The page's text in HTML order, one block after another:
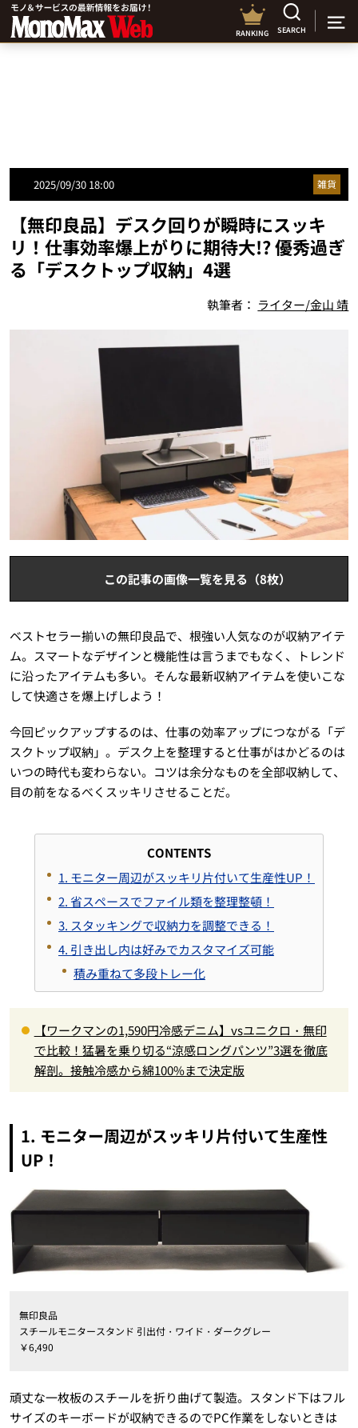
RANKING SEARCH
2025/09/30 18:00 雑貨
【無印良品】デスク回りが瞬時にスッキ
リ！仕事効率爆上がりに期待大!? 優秀過ぎ
る「デスクトップ収納」4選
執筆者： ライター/金山 靖
この記事の画像一覧を見る（8枚）
ベストセラー揃いの無印良品で、根強い人気なのが収納アイテ
ム。スマートなデザインと機能性は言うまでもなく、トレンド
に沿ったアイテムも多い。そんな最新収納アイテムを使いこな
して快適さを爆上げしよう！
今回ピックアップするのは、仕事の効率アップにつながる「デ
スクトップ収納」。デスク上を整理すると仕事がはかどるのは
いつの時代も変わらない。コツは余分なものを全部収納して、
目の前をなるべくスッキリさせることだ。
CONTENTS
1. モニター周辺がスッキリ片付いて生産性UP！
2. 省スペースでファイル類を整理整頓！
3. スタッキングで収納力を調整できる！
4. 引き出し内は好みでカスタマイズ可能
積み重ねて多段トレー化
【ワークマンの1,590円冷感デニム】vsユニクロ・無印
で比較！猛暑を乗り切る“涼感ロングパンツ”3選を徹底
解剖。接触冷感から綿100%まで決定版
1. モニター周辺がスッキリ片付いて生産性
UP！
無印良品
スチールモニタースタンド 引出付・ワイド・ダークグレー
￥6,490
頑丈な一枚板のスチールを折り曲げて製造。スタンド下はフル
サイズのキーボードが収納できるのでPC作業をしないときは